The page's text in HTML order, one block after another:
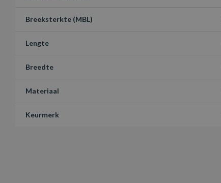
Breeksterkte (MBL)
Lengte
Breedte
Materiaal
Keurmerk